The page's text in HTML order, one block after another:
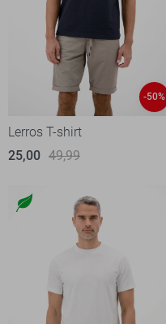
-50%
Lerros T-shirt
25,00 49,99